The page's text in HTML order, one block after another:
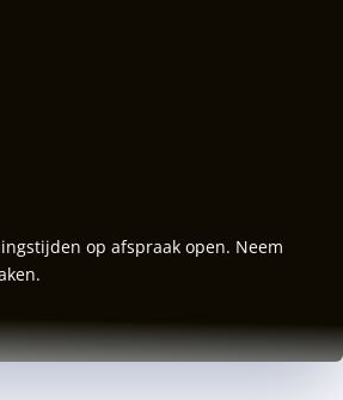
op afspraak open. Neem